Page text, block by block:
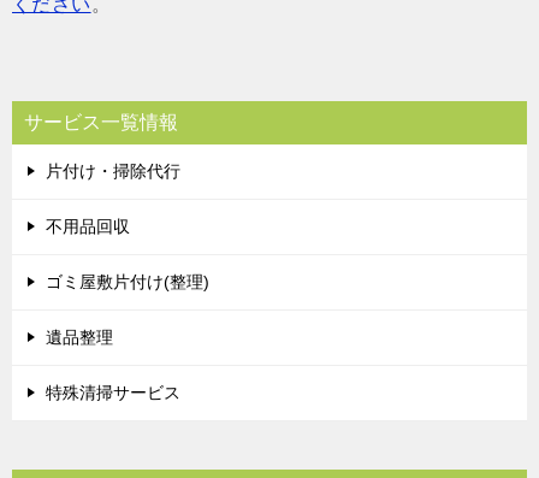
サービス一覧情報
片付け・掃除代行
不用品回収
ゴミ屋敷片付け(整理)
遺品整理
特殊清掃サービス